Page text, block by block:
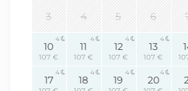
3 4 5 6
10
107 €
4
11
107 €
4
12
107 €
4
13
107 €
4
17
4
18
4
19
4
20
4